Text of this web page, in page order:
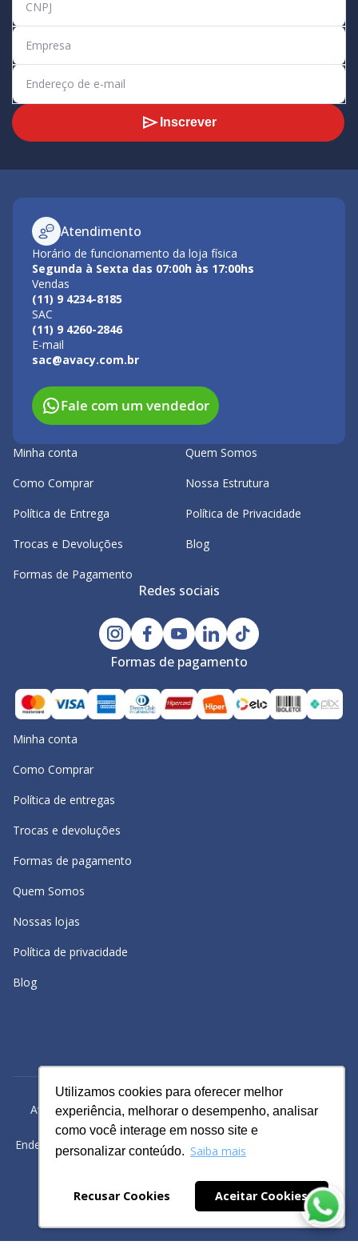
Utilizamos cookies para oferecer melhor
experiência, melhorar o desempenho, analisar
como você interage em nosso site e
personalizar conteúdo. Saiba mais
Recusar Cookies Aceitar Cookies
Utilizamos cookies para oferecer melhor
experiência, melhorar o desempenho, analisar
como você interage em nosso site e
personalizar conteúdo. Saiba mais
Recusar Cookies Aceitar Cookies
Inscrever
Atendimento
Horário de funcionamento da loja física
Segunda à Sexta das 07:00h às 17:00hs
Vendas
(11) 9 4234-8185
SAC
(11) 9 4260-2846
E-mail
sac@avacy.com.br
Fale com um vendedor
Minha conta
Como Comprar
Política de Entrega
Trocas e Devoluções
Formas de Pagamento
Quem Somos
Nossa Estrutura
Política de Privacidade
Blog
Redes sociais
Formas de pagamento
Minha conta
Como Comprar
Política de entregas
Trocas e devoluções
Formas de pagamento
Quem Somos
Nossas lojas
Política de privacidade
Blog
Avacy Distribuidora e Comércio de Calçados Ltda | CNPJ:
61.234.829/0001-43
Endereço: Rua Gomes Cardim, 235, Bairro: Brás, São Paulo -SP